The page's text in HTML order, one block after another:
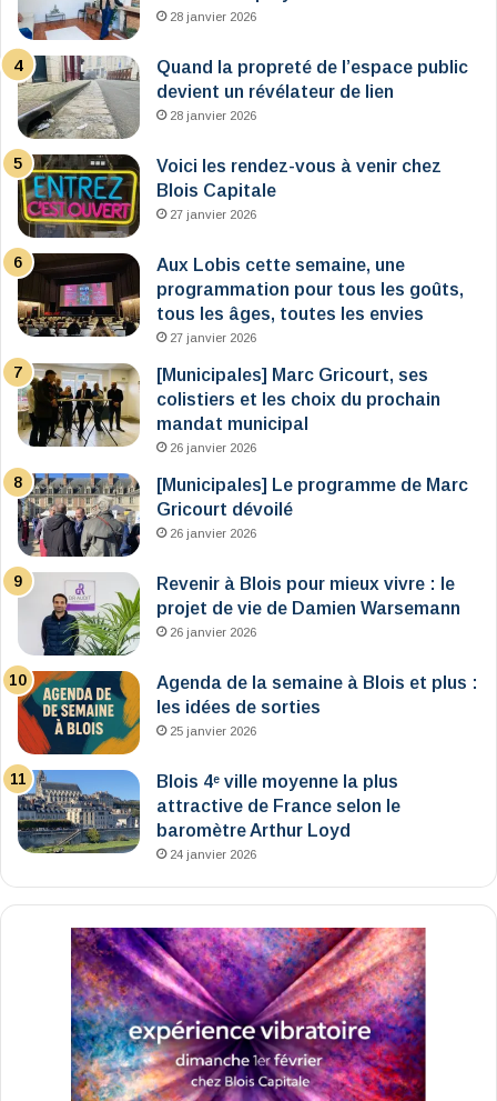
28 janvier 2026
Quand la propreté de l’espace public
devient un révélateur de lien
28 janvier 2026
Voici les rendez-vous à venir chez
Blois Capitale
27 janvier 2026
Aux Lobis cette semaine, une
programmation pour tous les goûts,
tous les âges, toutes les envies
27 janvier 2026
[Municipales] Marc Gricourt, ses
colistiers et les choix du prochain
mandat municipal
26 janvier 2026
[Municipales] Le programme de Marc
Gricourt dévoilé
26 janvier 2026
Revenir à Blois pour mieux vivre : le
projet de vie de Damien Warsemann
26 janvier 2026
Agenda de la semaine à Blois et plus :
les idées de sorties
25 janvier 2026
Blois 4ᵉ ville moyenne la plus
attractive de France selon le
baromètre Arthur Loyd
24 janvier 2026